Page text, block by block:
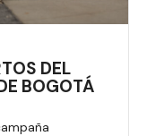
DEL
BOGOTÁ